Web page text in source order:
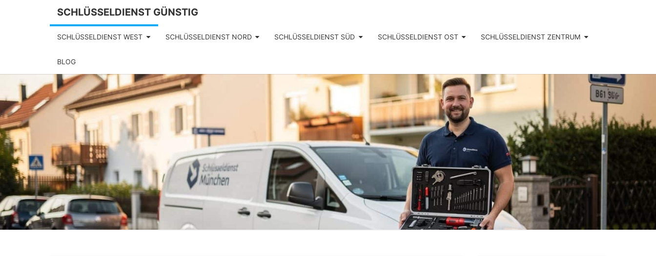
SCHLÜSSELDIENST GÜNSTIG
SCHLÜSSELDIENST WEST SCHLÜSSELDIENST NORD SCHLÜSSELDIENST SÜD SCHLÜSSELDIENST OST SCHLÜSSELDIENST ZENTRUM
BLOG
GÜNSTIG
Schlüsseldienst
München
Festpreis Ab
55 €, – Alles
Inklusive!